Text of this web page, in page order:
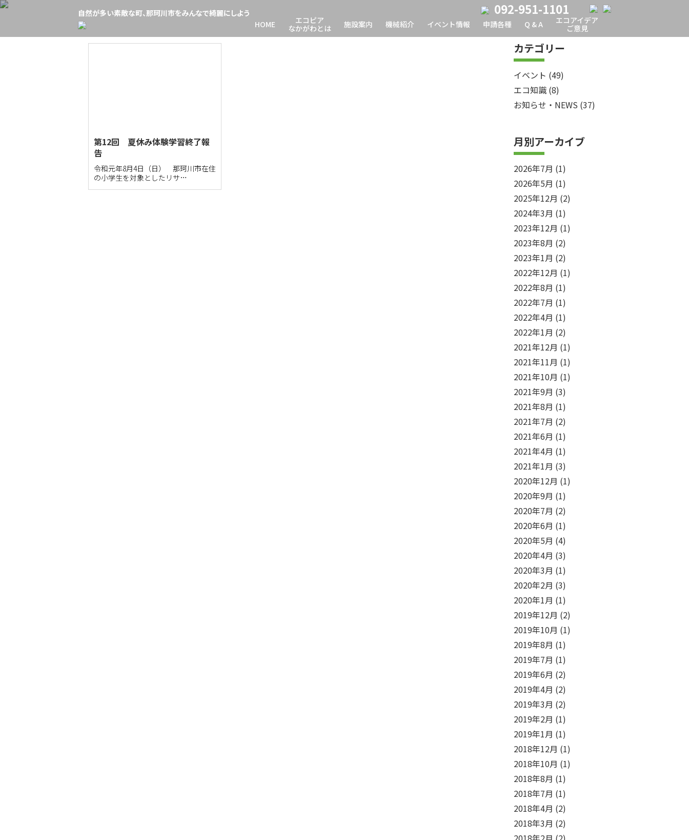
自然が多い素敵な町、那珂川市をみんなで綺麗にしよう 092-951-1101
HOME
エコピア
なかがわとは
施設案内 機械紹介 イベント情報 申請各種 Q & A
エコアイデア
ご意見
イベント
第12回 夏休み体験学習終了報
告
令和元年8月4日（日） 那珂川市在住
の小学生を対象としたリサ…
カテゴリー
イベント (49)
エコ知識 (8)
お知らせ・NEWS (37)
月別アーカイブ
2026年7月 (1)
2026年5月 (1)
2025年12月 (2)
2024年3月 (1)
2023年12月 (1)
2023年8月 (2)
2023年1月 (2)
2022年12月 (1)
2022年8月 (1)
2022年7月 (1)
2022年4月 (1)
2022年1月 (2)
2021年12月 (1)
2021年11月 (1)
2021年10月 (1)
2021年9月 (3)
2021年8月 (1)
2021年7月 (2)
2021年6月 (1)
2021年4月 (1)
2021年1月 (3)
2020年12月 (1)
2020年9月 (1)
2020年7月 (2)
2020年6月 (1)
2020年5月 (4)
2020年4月 (3)
2020年3月 (1)
2020年2月 (3)
2020年1月 (1)
2019年12月 (2)
2019年10月 (1)
2019年8月 (1)
2019年7月 (1)
2019年6月 (2)
2019年4月 (2)
2019年3月 (2)
2019年2月 (1)
2019年1月 (1)
2018年12月 (1)
2018年10月 (1)
2018年8月 (1)
2018年7月 (1)
2018年4月 (2)
2018年3月 (2)